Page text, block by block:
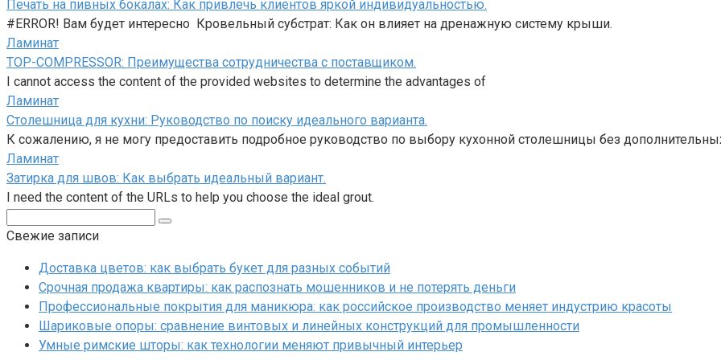
Печать на пивных бокалах: Как привлечь клиентов яркой индивидуальностью.
#ERROR! Вам будет интересно Кровельный субстрат: Как он влияет на дренажную систему крыши.
Ламинат
TOP-COMPRESSOR: Преимущества сотрудничества с поставщиком.
I cannot access the content of the provided websites to determine the advantages of
Ламинат
Столешница для кухни: Руководство по поиску идеального варианта.
К сожалению, я не могу предоставить подробное руководство по выбору кухонной столешницы без
Ламинат
Затирка для швов: Как выбрать идеальный вариант.
I need the content of the URLs to help you choose the ideal grout.
Свежие записи
Доставка цветов: как выбрать букет для разных событий
Срочная продажа квартиры: как распознать мошенников и не потерять деньги
Профессиональные покрытия для маникюра: как российское производство меняет индустрию красоты
Шариковые опоры: сравнение винтовых и линейных конструкций для промышленности
Умные римские шторы: как технологии меняют привычный интерьер